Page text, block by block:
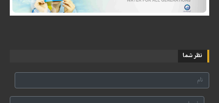
نظر شما